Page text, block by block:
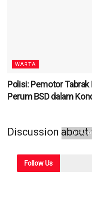
WARTA
Polisi: Pemotor Tabrak
Perum BSD dalam
Discussion
FollowUs